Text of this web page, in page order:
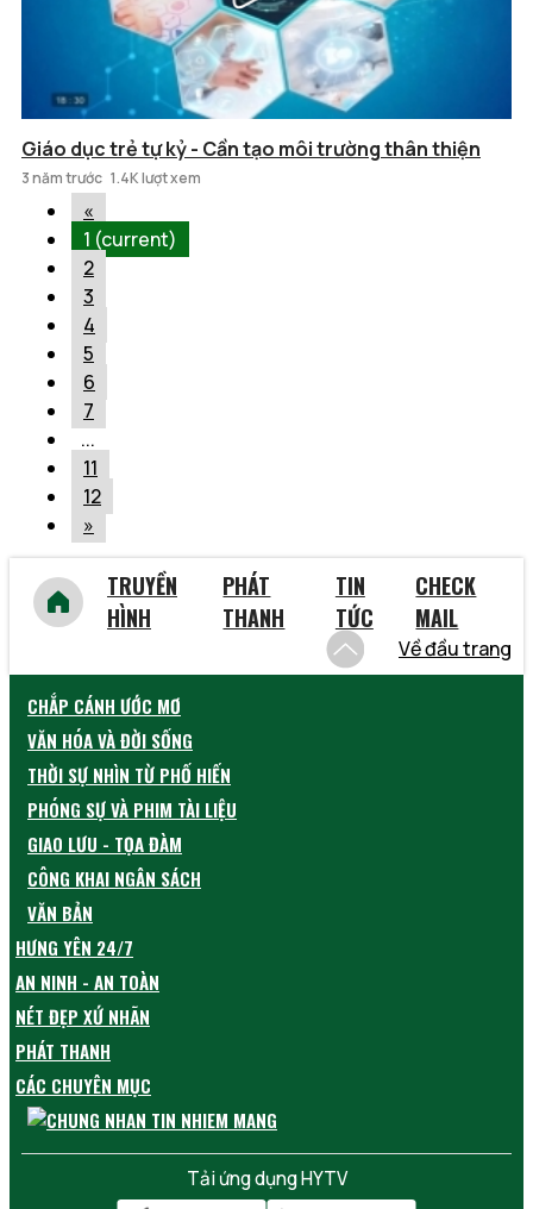
Giáo dục trẻ tự kỷ - Cần tạo môi trường thân thiện
3 năm trước 1.4K lượt xem
«
1 (current)
2
3
4
5
6
7
...
11
12
»
TRUYỀN
HÌNH
PHÁT
THANH
TIN
TỨC
CHECK
MAIL
Về đầu trang
CHẮP CÁNH ƯỚC MƠ
VĂN HÓA VÀ ĐỜI SỐNG
THỜI SỰ NHÌN TỪ PHỐ HIẾN
PHÓNG SỰ VÀ PHIM TÀI LIỆU
GIAO LƯU - TỌA ĐÀM
CÔNG KHAI NGÂN SÁCH
VĂN BẢN
HƯNG YÊN 24/7
AN NINH - AN TOÀN
NÉT ĐẸP XỨ NHÃN
PHÁT THANH
CÁC CHUYÊN MỤC
Tải ứng dụng HYTV